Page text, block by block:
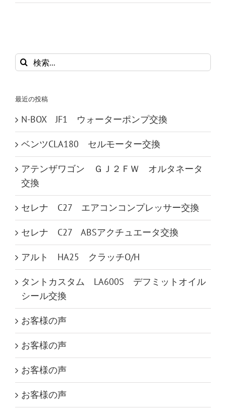
検
索
最近の投稿
N-BOX JF1 ウォーターポンプ交換
ベンツCLA180 セルモーター交換
アテンザワゴン ＧＪ２ＦＷ オルタネータ
交換
セレナ C27 エアコンコンプレッサー交換
セレナ C27 ABSアクチュエータ交換
アルト HA25 クラッチO/H
タントカスタム LA600S デフミットオイル
シール交換
お客様の声
お客様の声
お客様の声
お客様の声